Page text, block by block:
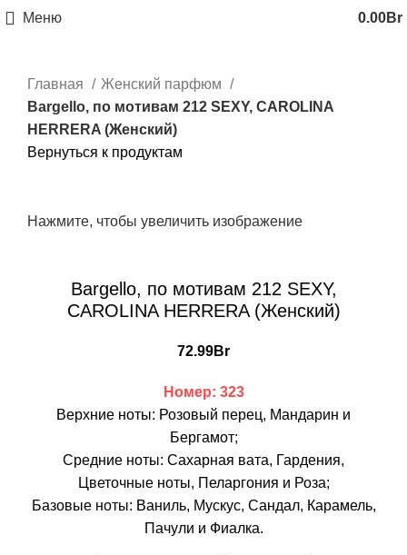
Меню 0.00Br
Главная
Женский парфюм
Bargello, по мотивам 212 SEXY, CAROLINA
HERRERA (Женский)
Вернуться к продуктам
Нажмите, чтобы увеличить изображение
Bargello, по мотивам 212 SEXY,
CAROLINA HERRERA (Женский)
72.99Br
Номер: 323
Верхние ноты: Розовый перец, Мандарин и
Бергамот;
Средние ноты: Сахарная вата, Гардения,
Цветочные ноты, Пеларгония и Роза;
Базовые ноты: Ваниль, Мускус, Сандал, Карамель,
Пачули и Фиалка.